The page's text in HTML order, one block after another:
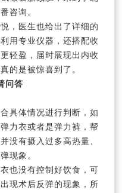
咨询。
，医生也给出了详细的
用专业仪器，还搭配收
轻盈，届时展现出内收
的是被惊喜到了。
问答
具体情况进行判断，如
力衣或者是弹力裤，帮
没有摄入过多高热量、
现象。
也没有控制好饮食，可
现术后反弹的现象，所